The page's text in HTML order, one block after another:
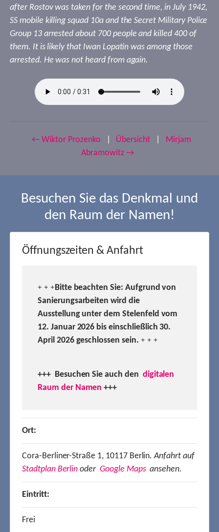
after Rostov was taken for the second time, in July 1942,
SS mobile killing squad 10a and the Secret Military Police
Group 13 arrested about 700 people and killed 400 of
them. It is likely that Iwan Lopatin was among those
arrested. He was not heard from again.
← Wiktor Prozenko Übersicht
Mirjam
Abramowitz →
Besuchen Sie das Denkmal und
den Raum der Namen!
Öffnungszeiten & Anfahrt
+ + +Bitte beachten Sie: Aufgrund von
Sanierungsarbeiten wird die
Ausstellung unter dem Stelenfeld vom
12. Januar 2026 bis einschließlich 30.
April 2026 geschlossen sein. + + +
+++ Besuchen Sie auch den digitalen
Raum der Namen +++
Ort:
Cora-Berliner-Straße 1, 10117 Berlin.Anfahrt auf
Stadtplan Berlin oder Google Mapsansehen.
Eintritt:
Frei